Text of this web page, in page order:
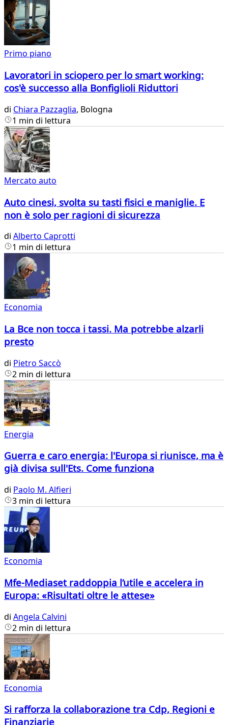
Primo piano
Lavoratori in sciopero per lo smart working:
cos'è successo alla Bonfiglioli Riduttori
di Chiara Pazzaglia, Bologna
1 min di lettura
Mercato auto
Auto cinesi, svolta su tasti fisici e maniglie. E
non è solo per ragioni di sicurezza
di Alberto Caprotti
1 min di lettura
Economia
La Bce non tocca i tassi. Ma potrebbe alzarli
presto
di Pietro Saccò
2 min di lettura
Energia
Guerra e caro energia: l'Europa si riunisce, ma è
già divisa sull'Ets. Come funziona
di Paolo M. Alfieri
3 min di lettura
Economia
Mfe-Mediaset raddoppia l’utile e accelera in
Europa: «Risultati oltre le attese»
di Angela Calvini
2 min di lettura
Economia
Si rafforza la collaborazione tra Cdp, Regioni e
Finanziarie